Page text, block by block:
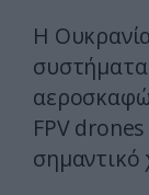
Η
FPV
σημαντικό